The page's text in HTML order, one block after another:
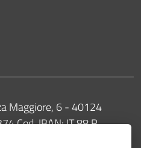
Maggiore, 6 - 40124
Cod. IBAN: IT 88 R